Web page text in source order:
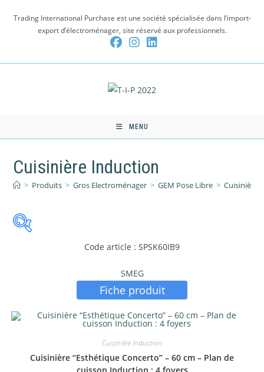
Trading International Purchase est une société spécialisée dans l’import-
export d’électroménager, site réservé aux professionnels.
MENU
Cuisinière Induction
> Produits > Gros Electroménager > GEM Pose Libre > Cuisinière
1839 €
Code article : SPSK60IB9
SMEG
Fiche produit
Cuisinière Induction
Cuisinière “Esthétique Concerto” – 60 cm – Plan de